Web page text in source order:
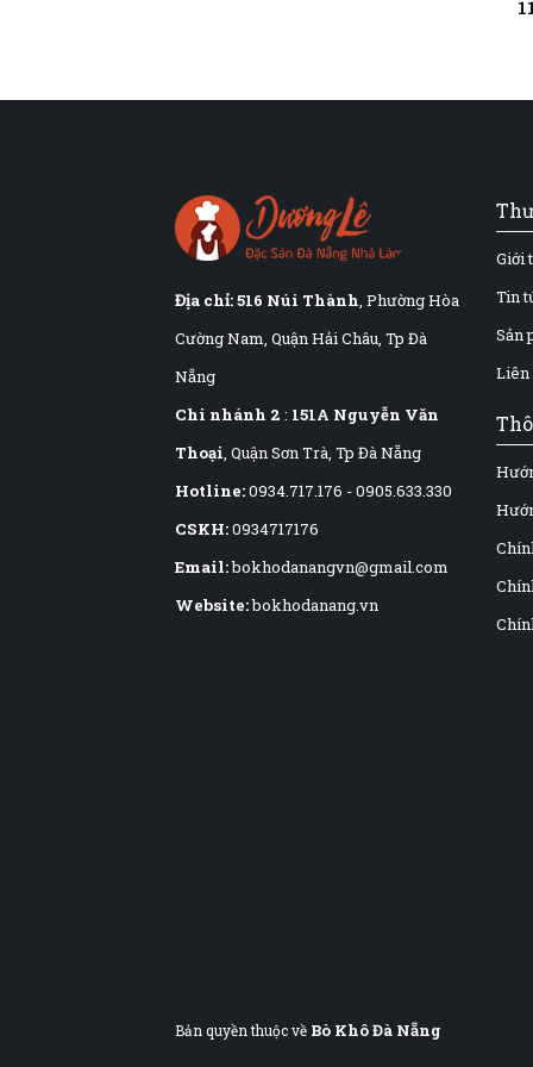
Địa chỉ:516 Núi Thành, Phường Hòa
Cường Nam, Quận Hải Châu, Tp Đà
Nẵng
Chi nhánh 2 : 151A Nguyễn Văn
Thoại, Quận Sơn Trà, Tp Đà Nẵng
Hotline:0934.717.176 -0905.633.330
CSKH:0934717176
Email:bokhodanangvn@gmail.com
Website:bokhodanang.vn
Giới
Tin
Sản
Liên
Bản quyền thuộc về Bò Khô Đà Nẵng